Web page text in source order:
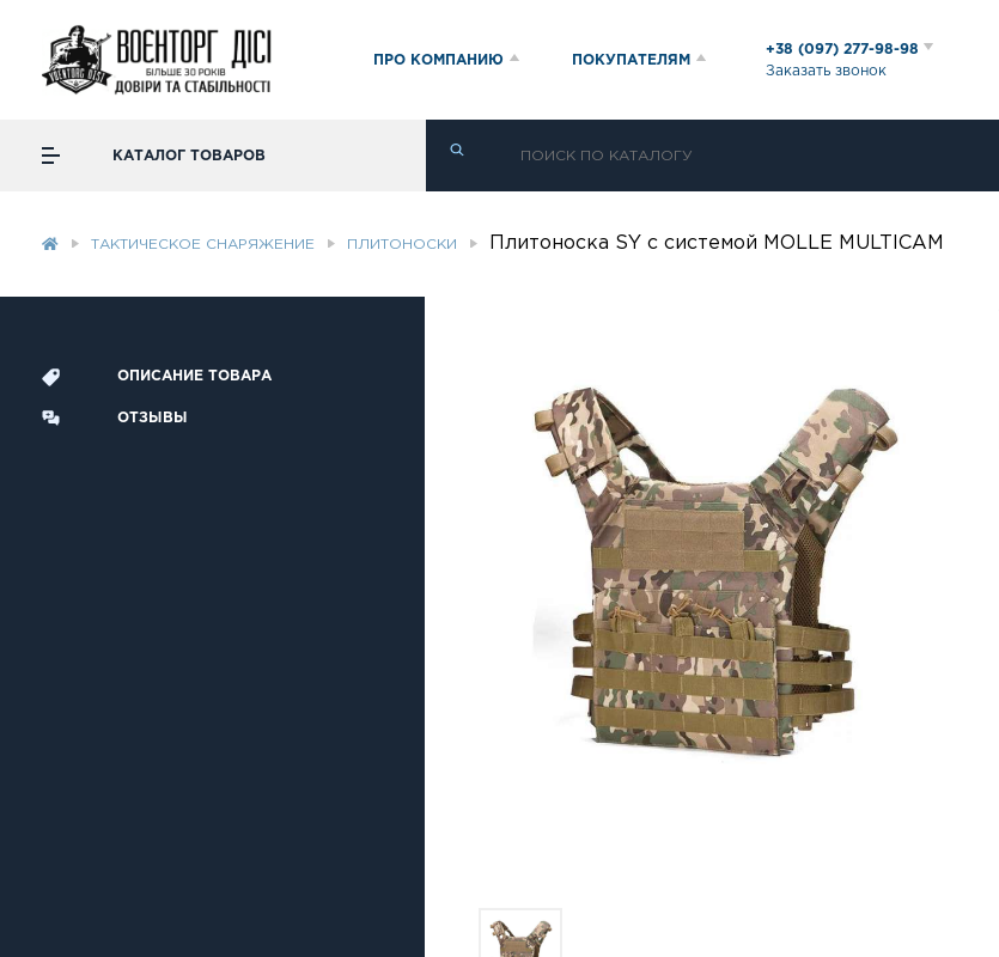
ПРО КОМПАНИЮ ПОКУПАТЕЛЯМ
+38 (097) 277-98-98
Заказать звонок
КАТАЛОГ ТОВАРОВ
ТАКТИЧЕСКОЕ СНАРЯЖЕНИЕ ПЛИТОНОСКИ Плитоноска SY с системой MOLLE MULTICAM
ОПИСАНИЕ ТОВАРА
ОТЗЫВЫ